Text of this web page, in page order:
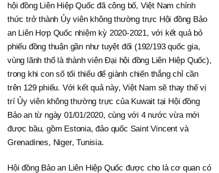
hội đồng Liên Hiệp Quốc đã công bố, Việt Nam chính
thức trở thành Ủy viên không thường trực Hội đồng Bảo
an Liên Hợp Quốc nhiệm kỳ 2020-2021, với kết quả bỏ
phiếu đồng thuận gần như tuyệt đối (192/193 quốc gia,
vùng lãnh thổ là thành viên Đại hội đồng Liên Hiệp Quốc),
trong khi con số tối thiểu để giành chiến thắng chỉ cần
trên 129 phiếu. Với kết quả này, Việt Nam sẽ thay thế vị
trí Ủy viên không thường trực của Kuwait tại Hội đồng
Bảo an từ ngày 01/01/2020, cùng với 4 nước vừa mới
được bầu, gồm Estonia, đảo quốc Saint Vincent và
Grenadines, Niger, Tunisia.
Hội đồng Bảo an Liên Hiệp Quốc được cho là cơ quan có